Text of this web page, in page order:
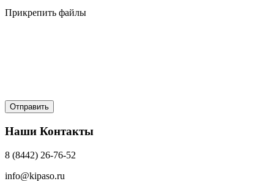
Прикрепить файлы
Наши Контакты
8 (8442) 26-76-52
info@kipaso.ru